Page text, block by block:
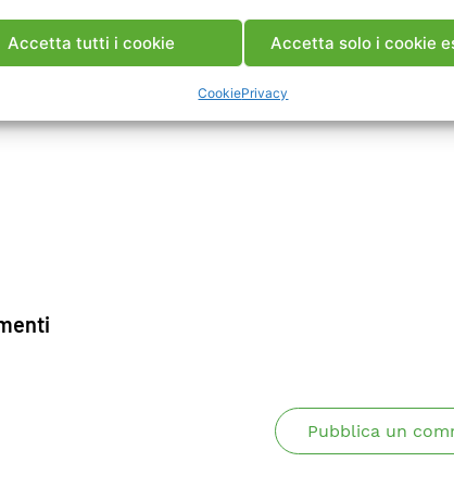
Accetta tutti i cookie Accetta solo i cookie
CookiePrivacy
Memoria
Pubblica un